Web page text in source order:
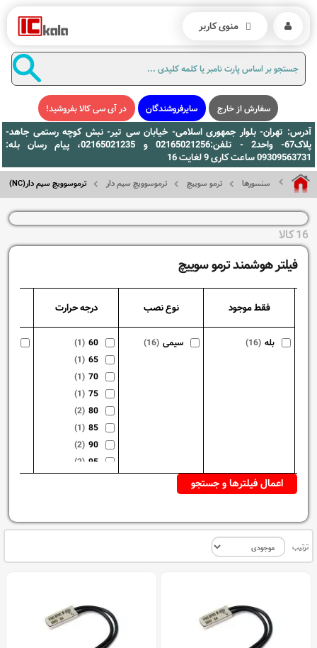
سفارش از خارج سایرفروشندگان در آی سی کالا بفروشید!
آدرس: تهران- بلوار جمهوری اسلامی- خیابان سی تیر- نبش کوچه رستمی جاهد-
پلاک67- واحد2 - تلفن:02165021256 و 02165021235، پیام رسان بله:
09309563731 ساعت کاری 9 لغایت 16
سنسورها ترمو سوییچ ترموسوویچ سیم دار ترموسوویچ سیم دار(NC)
16 کالا
فیلتر هوشمند ترمو سوییچ
فقط موجود
بله (16)
نوع نصب
سیمی (16)
درجه حرارت
60
(1)
65
(1)
70
(1)
75
(1)
80
(2)
85
(1)
90
(2)
95
(2)
100
(2)
ترتیب
منوی کاربر